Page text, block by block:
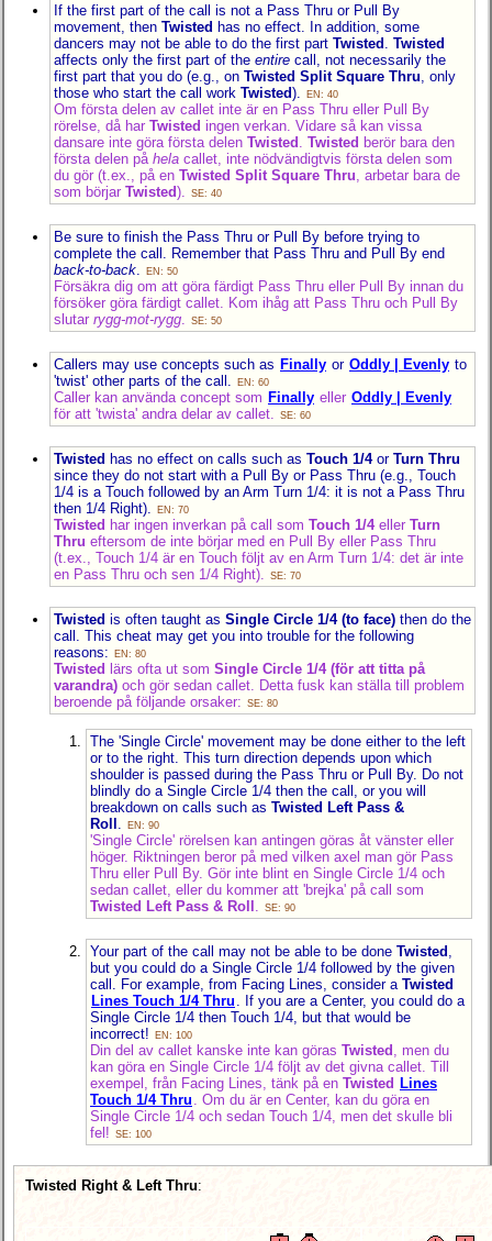
If the first part of the call is not a Pass Thru or Pull By
movement, then Twisted has no effect. In addition, some
dancers may not be able to do the first part Twisted Twisted
affects only the first part of the entire call, not necessarily the
first part that you do (e.g., on Twisted Split Square Thru , only
those who start the call work Twisted). EN: 40
Om första delen av callet inte är en Pass Thru eller Pull By
rörelse, då har Twisted ingen verkan. Vidare så kan vissa
dansare inte göra första delen Twisted Twisted berör bara den
första delen på hela callet, inte nödvändigtvis första delen som
du gör (t.ex., på en Twisted Split Square Thru , arbetar bara de
som börjar Twisted). SE: 40
Be sure to finish the Pass Thru or Pull By before trying to
complete the call. Remember that Pass Thru and Pull By end
back-to-back
EN: 50
Försäkra dig om att göra färdigt Pass Thru eller Pull By innan du
försöker göra färdigt callet. Kom ihåg att Pass Thru och Pull By
slutar rygg-mot-rygg SE: 50
Callers may use concepts such as Finally or Oddly | Evenly to
'twist' other parts of the call.
EN: 60
Caller kan använda concept som Finally eller Oddly | Evenly
för att 'twista' andra delar av callet.
SE: 60
Twisted has no effect on calls such as Touch 1/4or Turn Thru
since they do not start with a Pull By or Pass Thru (e.g., Touch
1/4 is a Touch followed by an Arm Turn 1/4: it is not a Pass Thru
then 1/4 Right).
EN: 70
Twisted har ingen inverkan på call som Touch 1/4eller Turn
Thru eftersom de inte börjar med en Pull By eller Pass Thru
(t.ex., Touch 1/4 är en Touch följt av en Arm Turn 1/4: det är inte
en Pass Thru och sen 1/4 Right).
SE: 70
Twisted is often taught as Single Circle 1/4 (to face) then do the
call. This cheat may get you into trouble for the following
reasons:
EN: 80
Twisted lärs ofta ut som Single Circle 1/4 (för att titta på
varandra) och gör sedan callet. Detta fusk kan ställa till problem
beroende på följande orsaker: SE: 80
The 'Single Circle' movement may be done either to the left
or to the right. This turn direction depends upon which
shoulder is passed during the Pass Thru or Pull By. Do not
blindly do a Single Circle 1/4 then the call, or you will
breakdown on calls such as Twisted Left Pass &
Roll
EN: 90
'Single Circle' rörelsen kan antingen göras åt vänster eller
höger. Riktningen beror på med vilken axel man gör Pass
Thru eller Pull By. Gör inte blint en Single Circle 1/4 och
sedan callet, eller du kommer att 'brejka' på call som
Twisted Left Pass & Roll
SE: 90
Your part of the call may not be able to be done Twisted
but you could do a Single Circle 1/4 followed by the given
call. For example, from Facing Lines, consider a Twisted
Lines Touch 1/4 Thru
. If you are a Center, you could do a
Single Circle 1/4 then Touch 1/4, but that would be
incorrect!
EN: 100
Din del av callet kanske inte kan göras Twisted
, men du
kan göra en Single Circle 1/4 följt av det givna callet. Till
exempel, från Facing Lines, tänk på en Twisted Lines
Touch 1/4 Thru
. Om du är en Center, kan du göra en
Single Circle 1/4 och sedan Touch 1/4, men det skulle bli
fel! SE: 100
Twisted Right & Left Thru: